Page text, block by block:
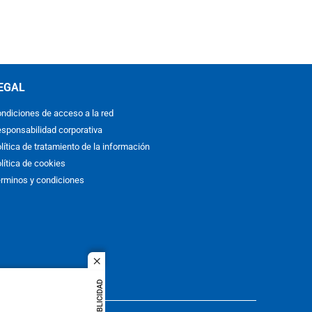
close
PUBLICIDAD
de acceso a la red
corporativa
de tratamiento de la información
de cookies
y condiciones